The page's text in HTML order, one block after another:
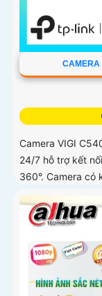
CAMERA
Camera VIGI
24/7 hỗ trợ kết
360°. Camera
phương tiện hỗ
minh chống